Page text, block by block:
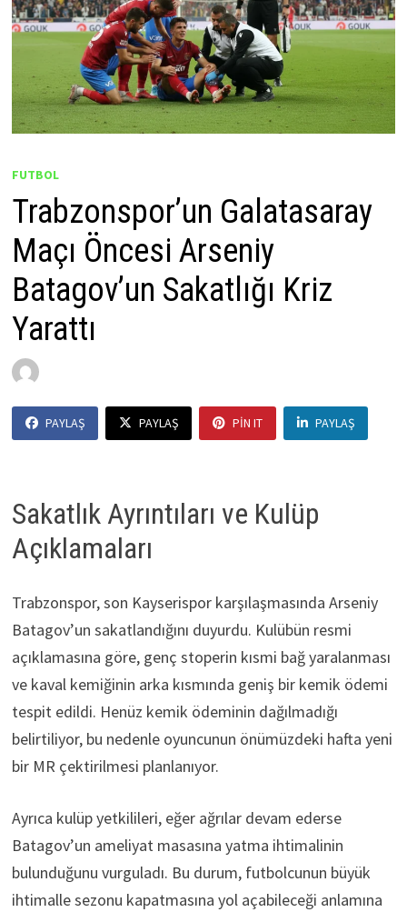
FUTBOL
Trabzonspor’un Galatasaray
Maçı Öncesi Arseniy
Batagov’un Sakatlığı Kriz
Yarattı
PAYLAŞ PAYLAŞ PIN IT PAYLAŞ
Sakatlık Ayrıntıları ve Kulüp
Açıklamaları
Trabzonspor, son Kayserispor karşılaşmasında Arseniy
Batagov’un sakatlandığını duyurdu. Kulübün resmi
açıklamasına göre, genç stoperin kısmi bağ yaralanması
ve kaval kemiğinin arka kısmında geniş bir kemik ödemi
tespit edildi. Henüz kemik ödeminin dağılmadığı
belirtiliyor, bu nedenle oyuncunun önümüzdeki hafta yeni
bir MR çektirilmesi planlanıyor.
Ayrıca kulüp yetkilileri, eğer ağrılar devam ederse
Batagov’un ameliyat masasına yatma ihtimalinin
bulunduğunu vurguladı. Bu durum, futbolcunun büyük
ihtimalle sezonu kapatmasına yol açabileceği anlamına